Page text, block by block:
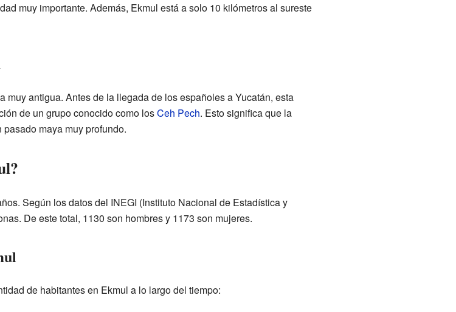
muy importante. Además, Ekmul está a solo 10 kilómetros al sureste
muy antigua. Antes de la llegada de los españoles a Yucatán, esta
de un grupo conocido como losCeh Pech. Esto significa que la
maya muy profundo.
Según los datos del INEGI (Instituto Nacional de Estadística y
De este total, 1130 son hombres y 1173 son mujeres.
de habitantes en Ekmul a lo largo del tiempo: